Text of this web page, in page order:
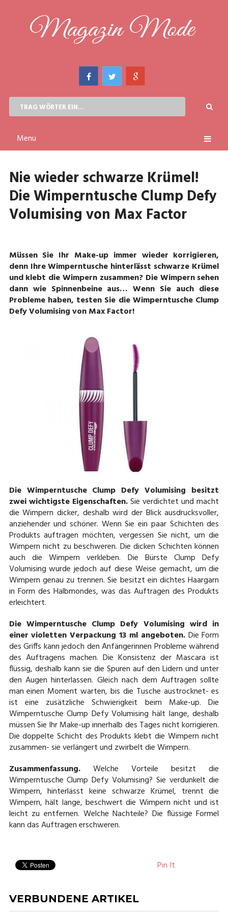
Menu
Nie wieder schwarze Krümel!
Die Wimperntusche Clump Defy
Volumising von Max Factor
Müssen Sie Ihr Make-up immer wieder korrigieren,
denn Ihre Wimperntusche hinterlässt schwarze Krümel
und klebt die Wimpern zusammen? Die Wimpern sehen
dann wie Spinnenbeine aus… Wenn Sie auch diese
Probleme haben, testen Sie die Wimperntusche Clump
Defy Volumising von Max Factor!
Die Wimperntusche Clump Defy Volumising besitzt
zwei wichtigste Eigenschaften.Sie verdichtet und macht
die Wimpern dicker, deshalb wird der Blick ausdrucksvoller,
anziehender und schöner. Wenn Sie ein paar Schichten des
Produkts auftragen möchten, vergessen Sie nicht, um die
Wimpern nicht zu beschweren. Die dicken Schichten können
auch die Wimpern verkleben. Die Bürste Clump Defy
Volumising wurde jedoch auf diese Weise gemacht, um die
Wimpern genau zu trennen. Sie besitzt ein dichtes Haargarn
in Form des Halbmondes, was das Auftragen des Produkts
erleichtert.
Die Wimperntusche Clump Defy Volumising wird in
einer violetten Verpackung 13 ml angeboten.Die Form
des Griffs kann jedoch den Anfängerinnen Probleme während
des Auftragens machen. Die Konsistenz der Mascara ist
flüssig, deshalb kann sie die Spuren auf den Lidern und unter
den Augen hinterlassen. Gleich nach dem Auftragen sollte
man einen Moment warten, bis die Tusche austrocknet- es
ist eine zusätzliche Schwierigkeit beim Make-up. Die
Wimperntusche Clump Defy Volumising hält lange, deshalb
müssen Sie Ihr Make-up innerhalb des Tages nicht korrigieren.
Die doppelte Schicht des Produkts klebt die Wimpern nicht
zusammen- sie verlängert und zwirbelt die Wimpern.
Zusammenfassung.Welche Vorteile besitzt die
Wimperntusche Clump Defy Volumising? Sie verdunkelt die
Wimpern, hinterlässt keine schwarze Krümel, trennt die
Wimpern, hält lange, beschwert die Wimpern nicht und ist
leicht zu entfernen. Welche Nachteile? Die flüssige Formel
kann das Auftragen erschweren.
Pin It
VERBUNDENE ARTIKEL